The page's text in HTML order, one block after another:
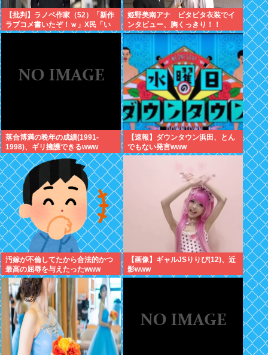
【批判】ラノベ作家（52）「新作
ラブコメ書いたぞ！ｗ」X民「い
い歳こいてラブコメ（笑）恥ずか
姫野美南アナ ピタピタ衣装でイ
ンタビュー、胸くっきり！！
【GIF動画あり】
落合博満の晩年の成績(1991-
1998)、ギリ擁護できるwww
【速報】ダウンタウン浜田、とん
でもない発言www
汚嫁が不倫してたから合法的かつ
最高の屈辱を与えたったwww
【画像】ギャルJSりりぴ(12)、近
影www